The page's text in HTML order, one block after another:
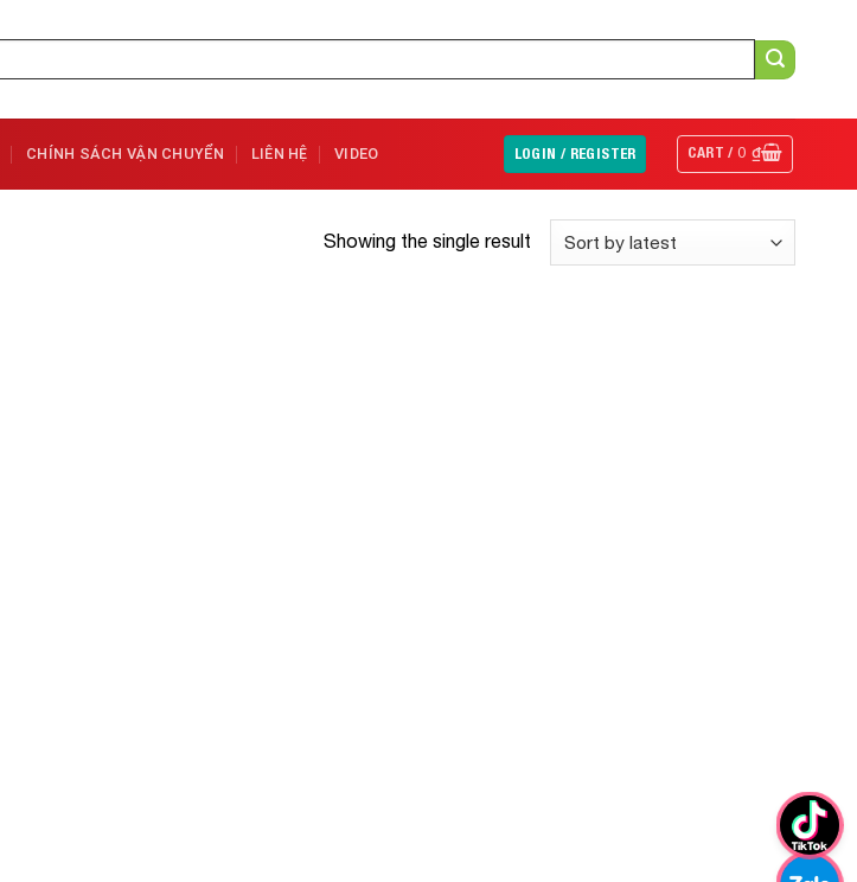
CHÍNH SÁCH VẬN CHUYỂN LIÊN HỆ VIDEO LOGIN / REGISTER CART /0₫
Showing the single result